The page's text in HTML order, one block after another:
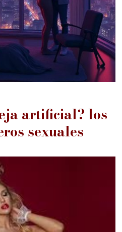
artificial? los
sexuales